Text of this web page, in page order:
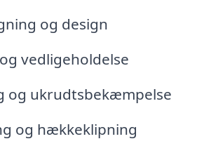
og design
vedligeholdelse
og ukrudtsbekæmpelse
og hækkeklipning